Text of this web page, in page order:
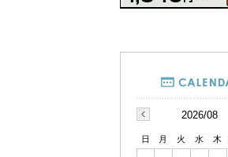
2026/08
日 月 火 水 木